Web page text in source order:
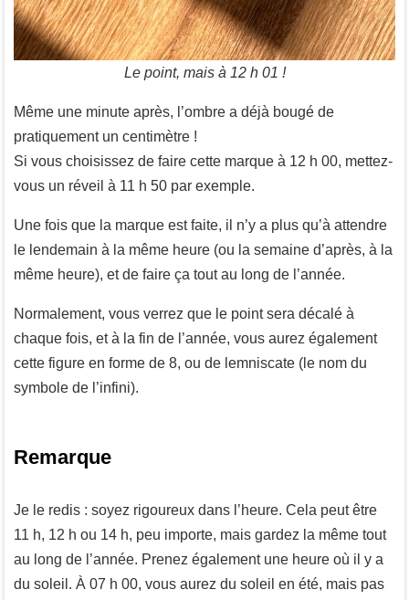
Le point, mais à 12 h 01 !
Même une minute après, l’ombre a déjà bougé de
pratiquement un centimètre !
Si vous choisissez de faire cette marque à 12 h 00, mettez-
vous un réveil à 11 h 50 par exemple.
Une fois que la marque est faite, il n’y a plus qu’à attendre
le lendemain à la même heure (ou la semaine d’après, à la
même heure), et de faire ça tout au long de l’année.
Normalement, vous verrez que le point sera décalé à
chaque fois, et à la fin de l’année, vous aurez également
cette figure en forme de 8, ou de lemniscate (le nom du
symbole de l’infini).
Remarque
Je le redis : soyez rigoureux dans l’heure. Cela peut être
11 h, 12 h ou 14 h, peu importe, mais gardez la même tout
au long de l’année. Prenez également une heure où il y a
du soleil. À 07 h 00, vous aurez du soleil en été, mais pas